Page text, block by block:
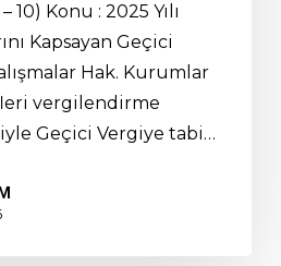
10) Konu : 2025 Yılı
Kapsayan Geçici
Hak. Kurumlar
vergilendirme
Geçici Vergiye tabi…